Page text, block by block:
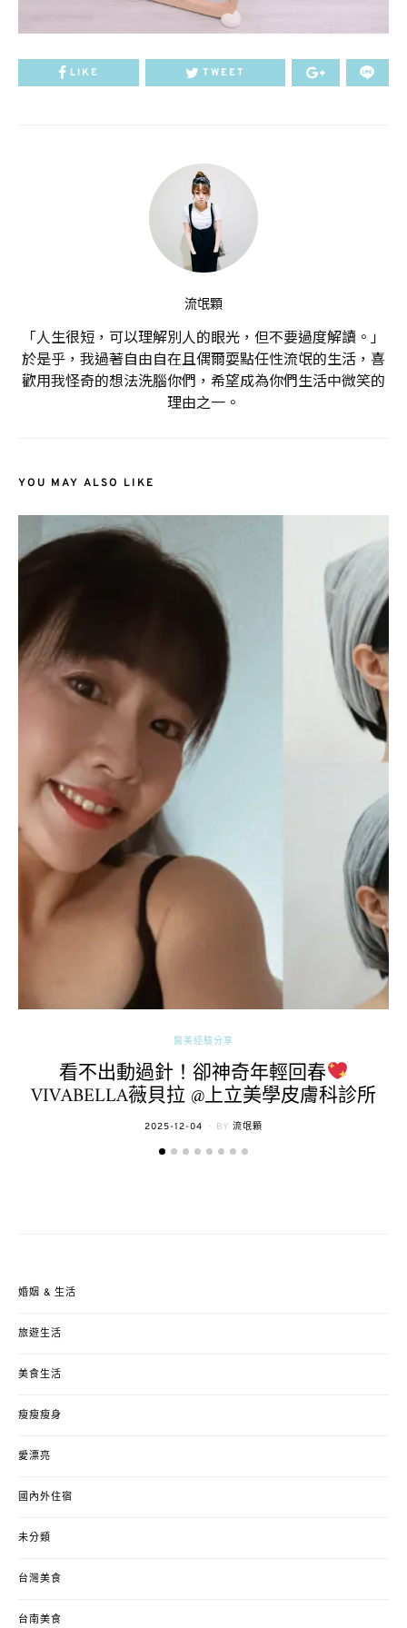
LIKE TWEET
流氓顆
「人生很短，可以理解別人的眼光，但不要過度解讀。」
於是乎，我過著自由自在且偶爾耍點任性流氓的生活，喜
歡用我怪奇的想法洗腦你們，希望成為你們生活中微笑的
理由之一。
YOU MAY ALSO LIKE
醫美經驗分享
看不出動過針！卻神奇年輕回春
VIVABELLA薇貝拉 @上立美學皮膚科診所
POSTED
2025-12-04 BY 流氓顆
婚姻 & 生活
旅遊生活
美食生活
瘦瘦瘦身
愛漂亮
國內外住宿
未分類
台灣美食
台南美食